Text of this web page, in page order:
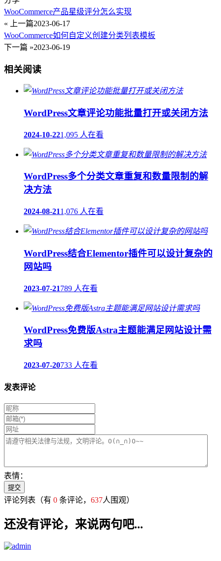
WooCommerce产品星级评分怎么实现
« 上一篇2023-06-17
WooCommerce如何自定义创建分类列表模板
下一篇 »2023-06-19
相关阅读
WordPress文章评论功能批量打开或关闭方法
2024-10-221,095 人在看
WordPress多个分类文章重复和数量限制的解
决方法
2024-08-211,076 人在看
WordPress结合Elementor插件可以设计复杂的
网站吗
2023-07-21789 人在看
WordPress免费版Astra主题能满足网站设计需
求吗
2023-07-20733 人在看
发表评论
表情：
评论列表 （有 0 条评论， 637人围观）
还没有评论，来说两句吧...